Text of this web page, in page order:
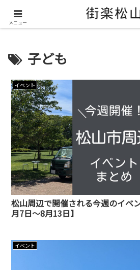
＼ 松山の街を“オモシロク”する地
子ども
イベント
松山周辺で開催される今週のイベ
月7日～8月13日】
イベント
メニュー